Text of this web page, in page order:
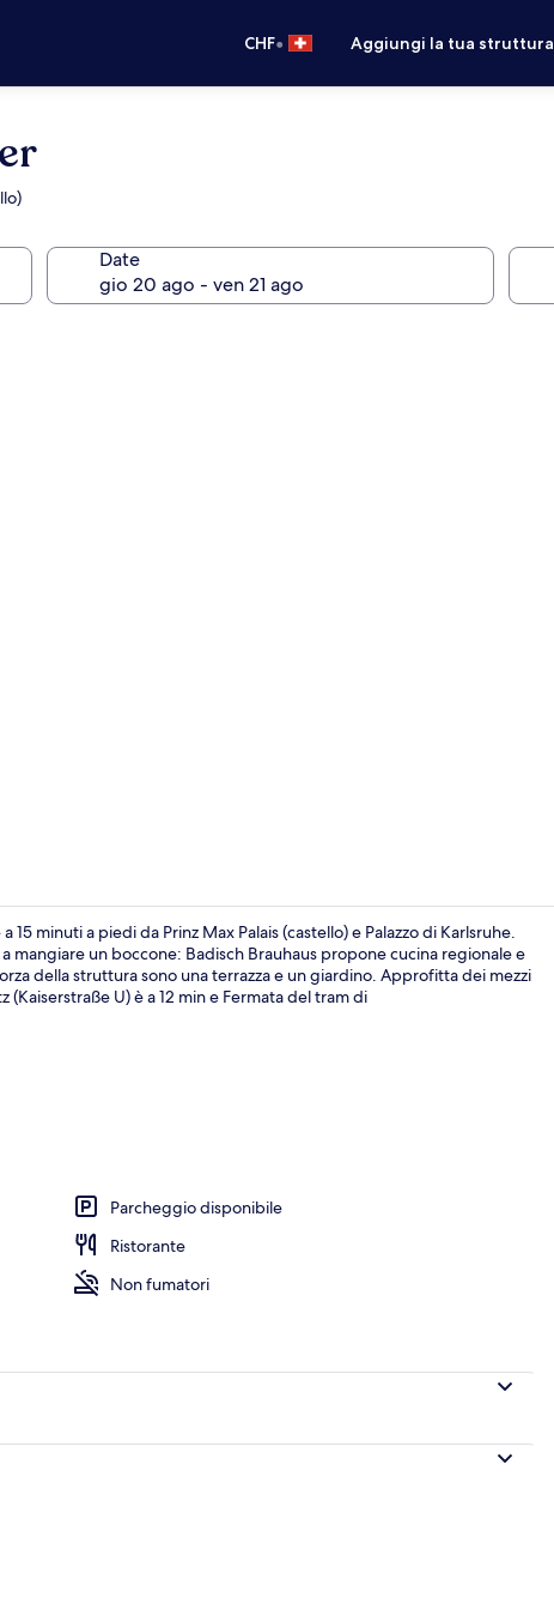
CHF• Aggiungi la tua struttura
Date
minuti a piedi da Prinz Max Palais (castello) e Palazzo di Karlsruhe.
mangiare un boccone: Badisch Brauhaus propone cucina regionale e
della struttura sono una terrazza e un giardino. Approfitta dei mezzi
U) è a 12 min e Fermata del tram di
Parcheggio disponibile
Ristorante
Non fumatori